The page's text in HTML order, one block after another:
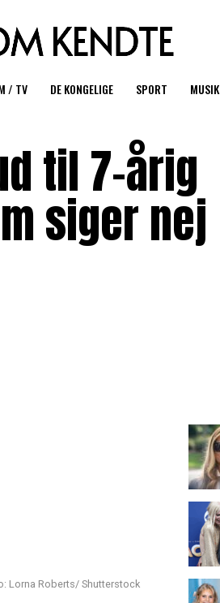
/ TV DE KONGELIGE SPORT MUSIK
til 7-årig
siger nej
Lorna Roberts/ Shutterstock